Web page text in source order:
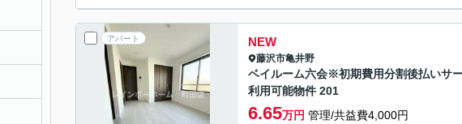
アパート NEW
藤沢市亀井野
ベイルーム六会※初期費用分割後払いサ
利用可能物件 201
6.65万円 管理/共益費4,000円